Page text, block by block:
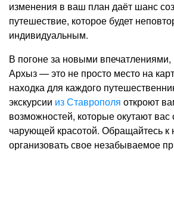
изменения в ваш план даёт шанс
путешествие, которое будет
индивидуальным.
В погоне за новыми
Архыз — это не просто место на
находка для каждого
экскурсии из Ставрополя откроют
возможностей, которые окутают
чарующей красотой. Обращайтесь к
организовать свое незабываемое